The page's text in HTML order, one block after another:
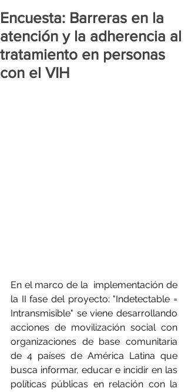
Encuesta: Barreras en la
atención y la adherencia al
tratamiento en personas
con el VIH
En el marco de la  implementación de
la II fase del proyecto: "Indetectable =
Intransmisible" se viene desarrollando
acciones de movilización social con
organizaciones de base comunitaria
de 4 países de América Latina que
busca informar, educar e incidir en las
políticas públicas en relación con la